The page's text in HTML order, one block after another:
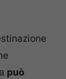
può